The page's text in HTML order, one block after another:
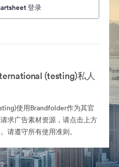
登录
(testing)私人
使用Brandfolder作为其官
求广告素材资源，请点击上方
请遵守所有使用准则。